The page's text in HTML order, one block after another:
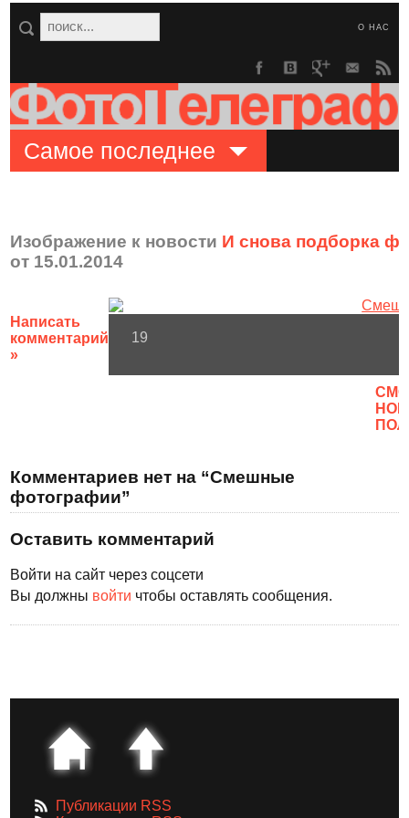
О НАС
Самое последнее
Изображение к новости И снова подборка
от 15.01.2014
Написать
комментарий
»
19
Комментариев нет на “Смешные
фотографии”
Оставить комментарий
Войти на сайт через соцсети
Вы должны войти чтобы оставлять сообщения.
Публикации RSS